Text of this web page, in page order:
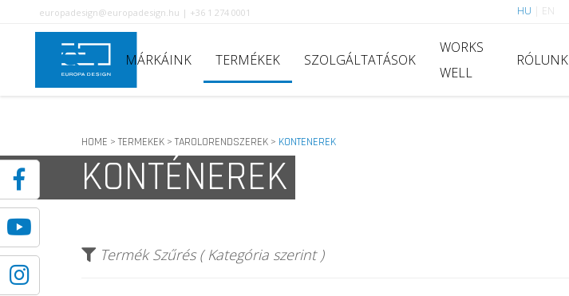
europadesign@europadesign.hu | +36 1 274 0001 HU EN
MÁRKÁINK TERMÉKEK SZOLGÁLTATÁSOK
WORKS
WELL
RÓLUNK
HOME > TERMEKEK > TAROLORENDSZEREK > KONTENEREK
KONTÉNEREK
Termék Szűrés ( Kategória szerint )